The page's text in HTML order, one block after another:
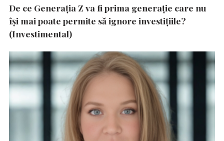
De ce Generația Z va fi prima generație care nu
își mai poate permite să ignore investițiile?
(Investimental)